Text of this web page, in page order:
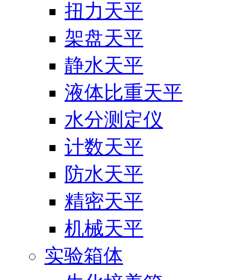
扭力天平
架盘天平
静水天平
液体比重天平
水分测定仪
计数天平
防水天平
精密天平
机械天平
实验箱体